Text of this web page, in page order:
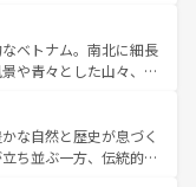
バラエティ豊かな料理
報は コンテンツ一覧を参
自然美を楽しむことが
品のストリートフード
いる。夜には、韓国な
な魅力を心ゆくまで味
、新着の韓国情報はコンテンツ一
ベトナム。南北に細長
や青々とした山々、世
ノイの古い町並みやホ
物も、独特の雰囲気を
の豊かさとおいしさで
な自然と歴史が息づく
ち並ぶ一方、伝統的な